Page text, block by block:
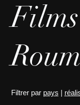
Filtrer par pays |